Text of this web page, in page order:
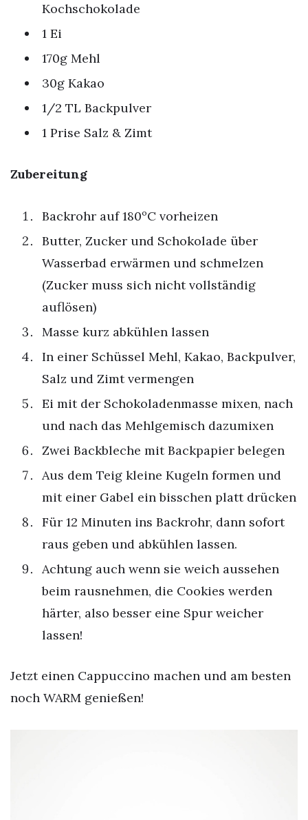
Kochschokolade
1 Ei
170g Mehl
30g Kakao
1/2 TL Backpulver
1 Prise Salz & Zimt
Zubereitung
Backrohr auf 180ºC vorheizen
Butter, Zucker und Schokolade über
Wasserbad erwärmen und schmelzen
(Zucker muss sich nicht vollständig
auflösen)
Masse kurz abkühlen lassen
In einer Schüssel Mehl, Kakao, Backpulver,
Salz und Zimt vermengen
Ei mit der Schokoladenmasse mixen, nach
und nach das Mehlgemisch dazumixen
Zwei Backbleche mit Backpapier belegen
Aus dem Teig kleine Kugeln formen und
mit einer Gabel ein bisschen platt drücken
Für 12 Minuten ins Backrohr, dann sofort
raus geben und abkühlen lassen.
Achtung auch wenn sie weich aussehen
beim rausnehmen, die Cookies werden
härter, also besser eine Spur weicher
lassen!
Jetzt einen Cappuccino machen und am besten
noch WARM genießen!